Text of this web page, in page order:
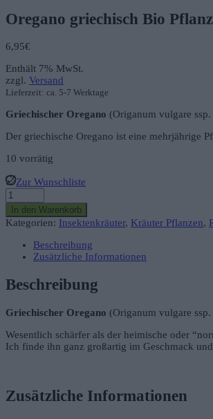
Oregano griechisch Bio
6,95€
Enthält 7% MwSt.
zzgl. Versand
Lieferzeit: ca. 5-7 Werktage
Griechischer Oregano (Origanum vulgare
Der griechische Oregano ist eine mehrjährige
10 vorrätig
Zur Wunschliste
Oregano
griechisch
Bio
Pflanze
gestutzt
Menge
In den Warenkorb
Kategorien: Insektenkräuter, Kräuter Pflanzen,
Beschreibung
Zusätzliche Informationen
Beschreibung
Griechischer Oregano (Origanum vulgare
Wesentlich schärfer als der heimische oder
Ich finde ihn ganz großartig im Geschmack
Zusätzliche Informationen